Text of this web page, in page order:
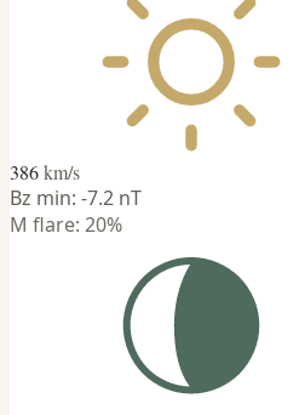
386km/s
Bz min: -7.2 nT
M flare: 20%